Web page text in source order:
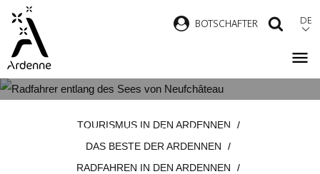
Direkt
zum
Inhalt
BOTSCHAFTER DE
STRECKEN IN BELGIEN
TOURISMUS IN DEN ARDENNEN
DAS BESTE DER ARDENNEN
RADFAHREN IN DEN ARDENNEN